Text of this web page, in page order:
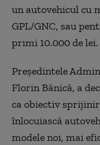
un autovehicul cu
GPL/GNC, sau
primi 10.000 de lei.
Președintele
Florin Bănică, a
ca obiectiv
înlocuiască
modele noi, mai